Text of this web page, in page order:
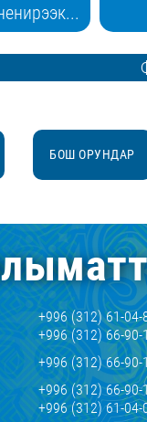
БОШ ОРУНДАР
+996 (312) 61-04-
+996 (312) 66-
+996 (312) 66-90-
+996 (312) 66-90-
+996 (312) 61-04-